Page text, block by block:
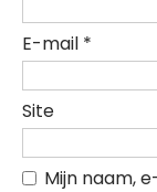
E-mail *
Site
Mijn naam,